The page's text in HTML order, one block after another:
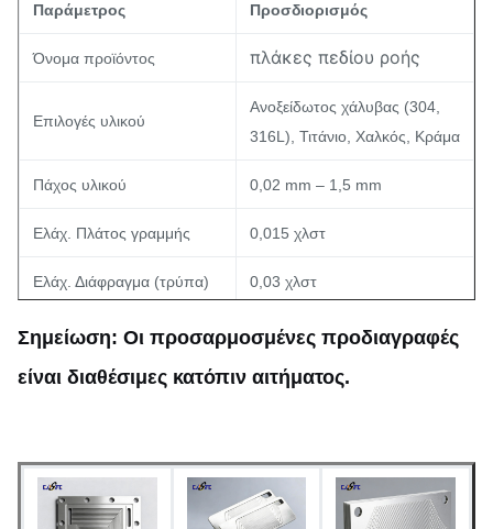
Παράμετρος Προσδιορισμός
Όνομα προϊόντος πλάκες πεδίου ροής
Επιλογές υλικού
Ανοξείδωτος χάλυβας (304,
316L), Τιτάνιο, Χαλκός, Κράμα
Πάχος υλικού 0,02 mm – 1,5 mm
Ελάχ. Πλάτος γραμμής 0,015 χλστ
Ελάχ. Διάφραγμα (τρύπα) 0,03 χλστ
Ανοχή διαστάσεων ±0,03 mm (Ομοιομορφία)
Γρήγορη δημιουργία
Ως χαραγμένη,
παθητικοποιημένη ή
Σημείωση: Οι προσαρμοσμένες προδιαγραφές
είναι διαθέσιμες κατόπιν αιτήματος.